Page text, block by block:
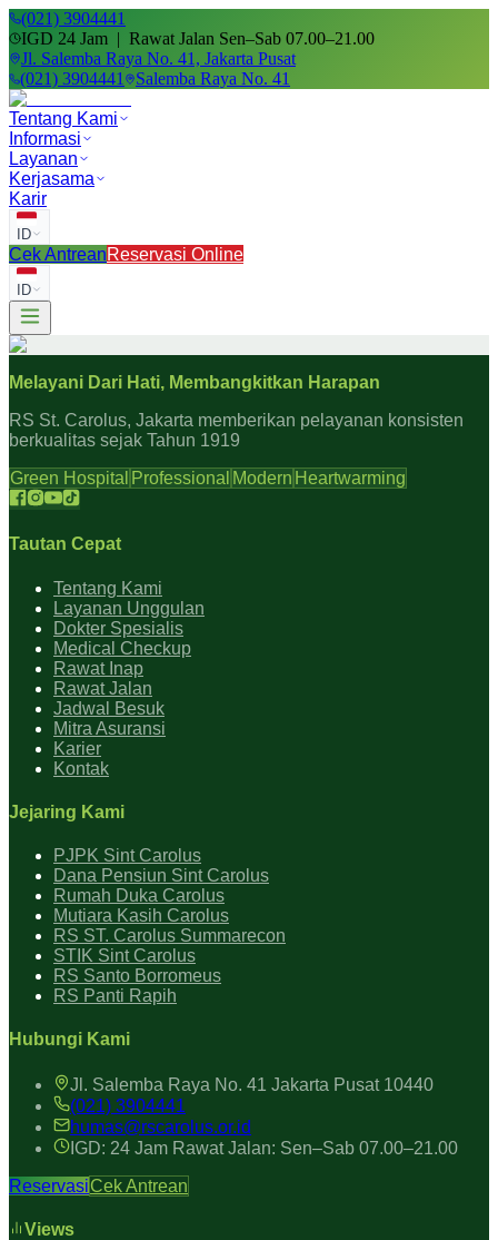
(021) 3904441
IGD 24 Jam | Rawat Jalan Sen–Sab 07.00–21.00
Jl. Salemba Raya No. 41, Jakarta Pusat
(021) 3904441
Salemba Raya No. 41
Tentang Kami
Informasi
Layanan
Kerjasama
Karir
ID
Cek AntreanReservasi Online
ID
Melayani Dari Hati, Membangkitkan Harapan
RS St. Carolus, Jakarta memberikan pelayanan konsisten
berkualitas sejak Tahun 1919
Green Hospital Professional Modern Heartwarming
Tautan Cepat
Tentang Kami
Layanan Unggulan
Dokter Spesialis
Medical Checkup
Rawat Inap
Rawat Jalan
Jadwal Besuk
Mitra Asuransi
Karier
Kontak
Jejaring Kami
PJPK Sint Carolus
Dana Pensiun Sint Carolus
Rumah Duka Carolus
Mutiara Kasih Carolus
RS ST. Carolus Summarecon
STIK Sint Carolus
RS Santo Borromeus
RS Panti Rapih
Hubungi Kami
Jl. Salemba Raya No. 41 Jakarta Pusat 10440
(021) 3904441
humas@rscarolus.or.id
IGD: 24 Jam Rawat Jalan: Sen–Sab 07.00–21.00
ReservasiCek Antrean
Views